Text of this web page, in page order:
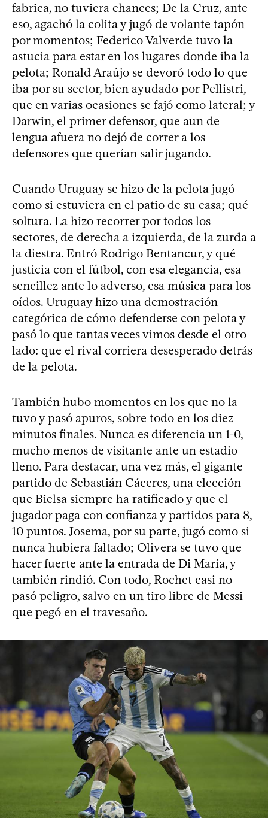
fabrica, no tuviera chances; De la Cruz, ante
eso, agachó la colita y jugó de volante tapón
por momentos; Federico Valverde tuvo la
astucia para estar en los lugares donde iba la
pelota; Ronald Araújo se devoró todo lo que
iba por su sector, bien ayudado por Pellistri,
que en varias ocasiones se fajó como lateral; y
Darwin, el primer defensor, que aun de
lengua afuera no dejó de correr a los
defensores que querían salir jugando.
Cuando Uruguay se hizo de la pelota jugó
como si estuviera en el patio de su casa; qué
soltura. La hizo recorrer por todos los
sectores, de derecha a izquierda, de la zurda a
la diestra. Entró Rodrigo Bentancur, y qué
justicia con el fútbol, con esa elegancia, esa
sencillez ante lo adverso, esa música para los
oídos. Uruguay hizo una demostración
categórica de cómo defenderse con pelota y
pasó lo que tantas veces vimos desde el otro
lado: que el rival corriera desesperado detrás
de la pelota.
También hubo momentos en los que no la
tuvo y pasó apuros, sobre todo en los diez
minutos finales. Nunca es diferencia un 1-0,
mucho menos de visitante ante un estadio
lleno. Para destacar, una vez más, el gigante
partido de Sebastián Cáceres, una elección
que Bielsa siempre ha ratificado y que el
jugador paga con confianza y partidos para 8,
10 puntos. Josema, por su parte, jugó como si
nunca hubiera faltado; Olivera se tuvo que
hacer fuerte ante la entrada de Di María, y
también rindió. Con todo, Rochet casi no
pasó peligro, salvo en un tiro libre de Messi
que pegó en el travesaño.